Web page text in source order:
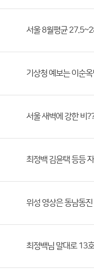
서울 8월평균
기상청 예보는 이순
서울 새벽에 강한 비
최정백 김윤택 등등
위성 영상은 동남동
최정백님 말대로 13